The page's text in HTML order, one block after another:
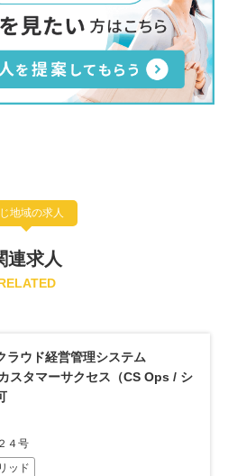
地域の求人
連求人
ス(エンタープライズ)】スキマバイト
」のカスタマーサクセス(エンタ
5-2汐留シティセンター35階
ハイブリッド